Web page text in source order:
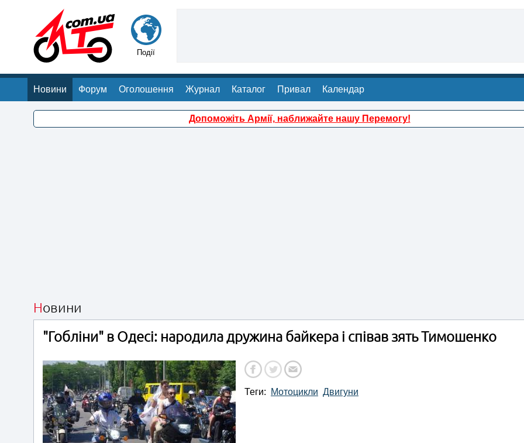
Події
Новини Форум Оголошення Журнал Каталог Привал Календар
Допоможіть Армії, наближайте нашу Перемогу!
Новини
"Гобліни" в Одесі: народила дружина байкера і співав зять Тимошенко
Теги: Мотоцикли Двигуни